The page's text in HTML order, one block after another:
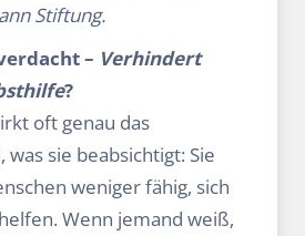
Stiftung.
– Verhindert
?
oft genau das
was sie beabsichtigt: Sie
weniger fähig, sich
Wenn jemand weiß,